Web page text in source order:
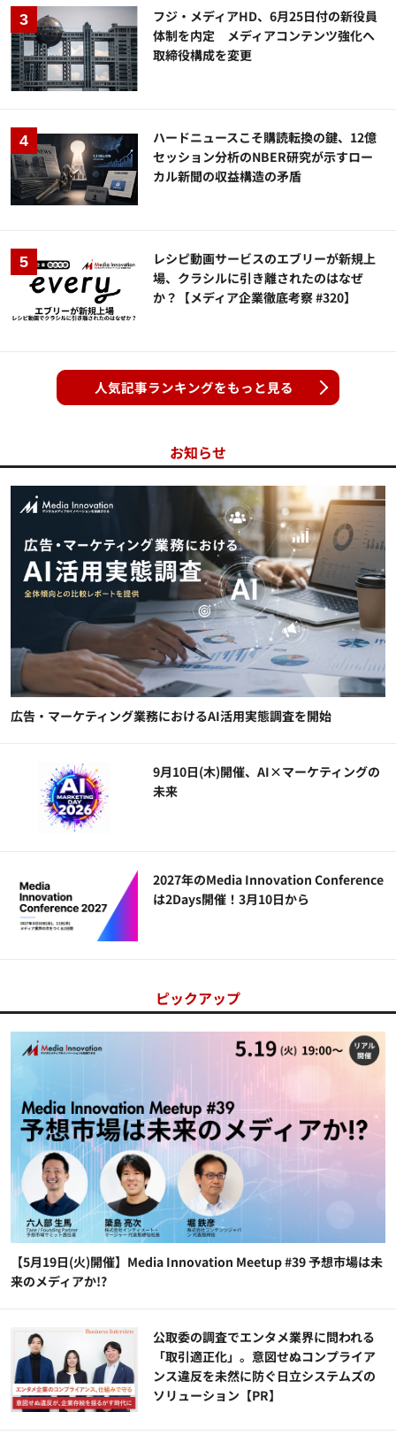
フジ・メディアHD、6月25日付の新役員
体制を内定 メディアコンテンツ強化へ
取締役構成を変更
ハードニュースこそ購読転換の鍵、12億
セッション分析のNBER研究が示すロー
カル新聞の収益構造の矛盾
レシピ動画サービスのエブリーが新規上
場、クラシルに引き離されたのはなぜ
か？【メディア企業徹底考察 #320】
人気記事ランキングをもっと見る
お知らせ
広告・マーケティング業務におけるAI活用実態調査を開始
9月10日(木)開催、AI×マーケティングの
未来
2027年のMedia Innovation Conference
は2Days開催！3月10日から
ピックアップ
【5月19日(火)開催】Media Innovation Meetup #39 予想市場は未
来のメディアか!?
公​​取委の調査でエンタメ業界に問われる
「取引適正化」。意図せぬコンプライア
ンス違反を未然に防ぐ日立システムズの
ソリューション​【PR】